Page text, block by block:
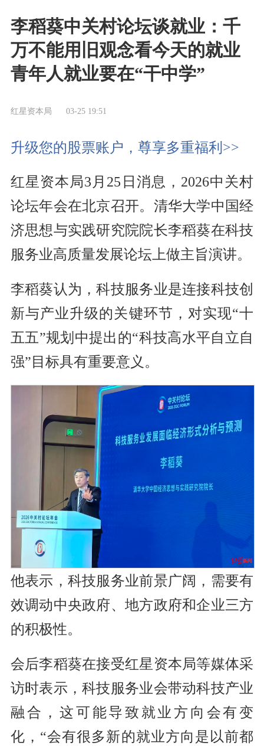
李稻葵中关村论坛谈就业：千
万不能用旧观念看今天的就业
青年人就业要在“干中学”
红星资本局 03-25 19:51
升级您的股票账户，尊享多重福利>>
红星资本局3月25日消息，2026中关村
论坛年会在北京召开。清华大学中国经
济思想与实践研究院院长李稻葵在科技
服务业高质量发展论坛上做主旨演讲。
李稻葵认为，科技服务业是连接科技创
新与产业升级的关键环节，对实现“十
五五”规划中提出的“科技高水平自立自
强”目标具有重要意义。
他表示，科技服务业前景广阔，需要有
效调动中央政府、地方政府和企业三方
的积极性。
会后李稻葵在接受红星资本局等媒体采
访时表示，科技服务业会带动科技产业
融合，这可能导致就业方向会有变
化，“会有很多新的就业方向是以前都